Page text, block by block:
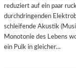
reduziert auf ein paar
durchdringenden
schleifende Akustik
Monotonie des Lebens
ein Pulk in gleicher…